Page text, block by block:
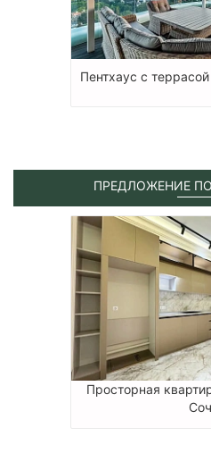
Пентхаус с террасой
ПРЕДЛОЖЕНИЕ
Просторная